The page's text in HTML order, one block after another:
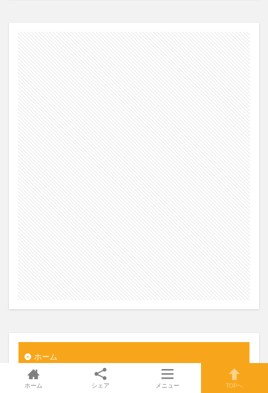
ホーム
国内旅行
ホーム シェア メニュー TOPへ